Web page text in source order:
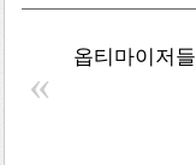
옵티마이저들
«